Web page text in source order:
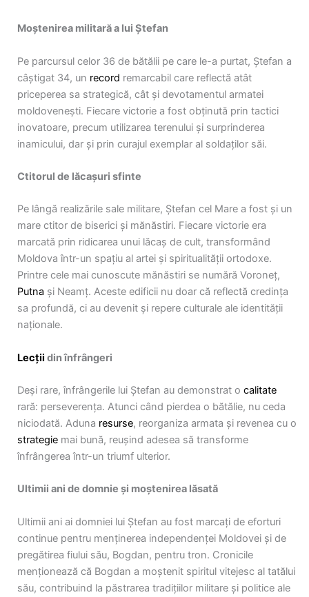
Moștenirea militară a lui Ștefan
Pe parcursul celor 36 de bătălii pe care le-a purtat, Ștefan a
câștigat 34, un record remarcabil care reflectă atât
priceperea sa strategică, cât și devotamentul armatei
moldovenești. Fiecare victorie a fost obținută prin tactici
inovatoare, precum utilizarea terenului și surprinderea
inamicului, dar și prin curajul exemplar al soldaților săi.
Ctitorul de lăcașuri sfinte
Pe lângă realizările sale militare, Ștefan cel Mare a fost și un
mare ctitor de biserici și mănăstiri. Fiecare victorie era
marcată prin ridicarea unui lăcaș de cult, transformând
Moldova într-un spațiu al artei și spiritualității ortodoxe.
Printre cele mai cunoscute mănăstiri se numără Voroneț,
Putna și Neamț. Aceste edificii nu doar că reflectă credința
sa profundă, ci au devenit și repere culturale ale identității
naționale.
Lecții din înfrângeri
Deși rare, înfrângerile lui Ștefan au demonstrat o calitate
rară: perseverența. Atunci când pierdea o bătălie, nu ceda
niciodată. Aduna resurse, reorganiza armata și revenea cu o
strategie mai bună, reușind adesea să transforme
înfrângerea într-un triumf ulterior.
Ultimii ani de domnie și moștenirea lăsată
Ultimii ani ai domniei lui Ștefan au fost marcați de eforturi
continue pentru menținerea independenței Moldovei și de
pregătirea fiului său, Bogdan, pentru tron. Cronicile
menționează că Bogdan a moștenit spiritul vitejesc al tatălui
său, contribuind la păstrarea tradițiilor militare și politice ale